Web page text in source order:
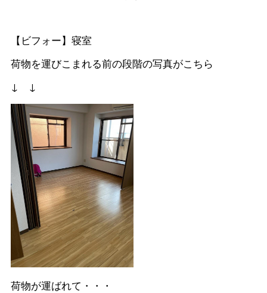
【ビフォー】寝室
荷物を運びこまれる前の段階の写真がこちら
↓ ↓
荷物が運ばれて・・・